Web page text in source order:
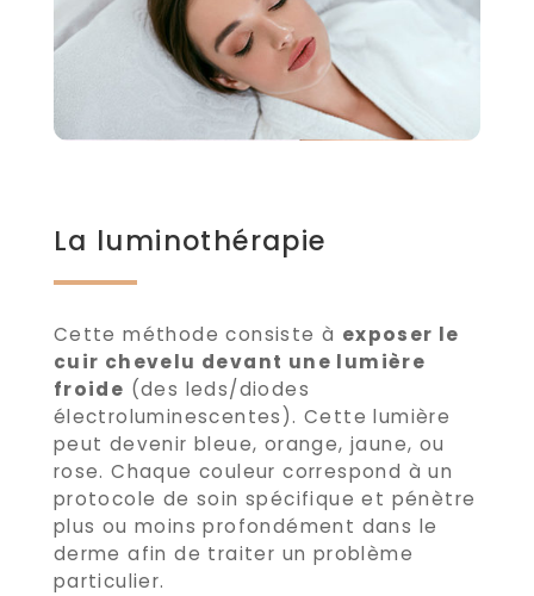
La luminothérapie
Cette méthode consiste à exposer le
cuir chevelu devant une lumière
froide (des leds/diodes
électroluminescentes). Cette lumière
peut devenir bleue, orange, jaune, ou
rose. Chaque couleur correspond à un
protocole de soin spécifique et pénètre
plus ou moins profondément dans le
derme afin de traiter un problème
particulier.